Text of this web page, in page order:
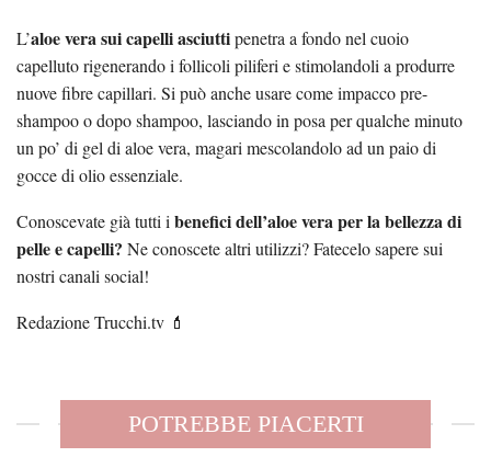
L’aloe vera sui capelli asciuttipenetra a fondo nel cuoio
capelluto rigenerando i follicoli piliferi e stimolandoli a produrre
nuove fibre capillari. Si può anche usare come impacco pre-
shampoo o dopo shampoo, lasciando in posa per qualche minuto
un po’ di gel di aloe vera, magari mescolandolo ad un paio di
gocce di olio essenziale.
Conoscevate già tutti i benefici dell’aloe vera per la bellezza di
pelle e capelli? Ne conoscete altri utilizzi? Fatecelo sapere sui
nostri canali social!
Redazione Trucchi.tv 💄
POTREBBE PIACERTI